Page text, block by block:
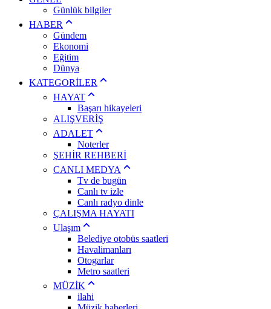
Günlük bilgiler
HABER
Gündem
Ekonomi
Eğitim
Dünya
KATEGORİLER
HAYAT
Başarı hikayeleri
ALIŞVERİŞ
ADALET
Noterler
ŞEHİR REHBERİ
CANLI MEDYA
Tv de bugün
Canlı tv izle
Canlı radyo dinle
ÇALIŞMA HAYATI
Ulaşım
Belediye otobüs saatleri
Havalimanları
Otogarlar
Metro saatleri
MÜZİK
ilahi